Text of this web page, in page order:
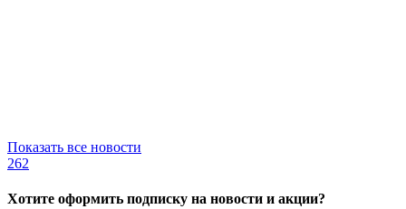
Показать все новости
262
Хотите оформить подписку на новости и акции?